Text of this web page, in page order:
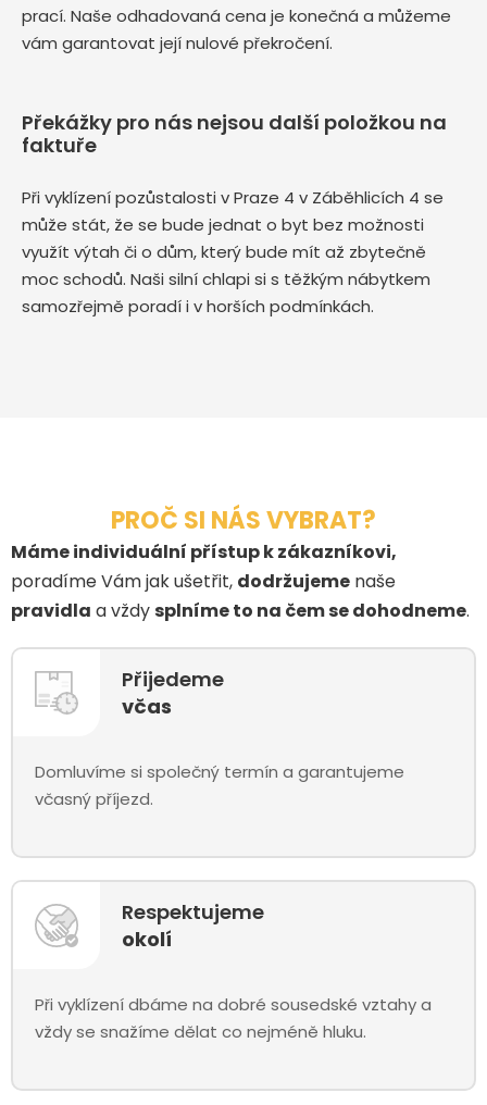
prací. Naše odhadovaná cena je konečná a můžeme
vám garantovat její nulové překročení.
Překážky pro nás nejsou další položkou na
faktuře
Při vyklízení pozůstalosti v Praze 4 v Záběhlicích 4 se
může stát, že se bude jednat o byt bez možnosti
využít výtah či o dům, který bude mít až zbytečně
moc schodů. Naši silní chlapi si s těžkým nábytkem
samozřejmě poradí i v horších podmínkách.
PROČ SI NÁS VYBRAT?
Máme individuální přístup k zákazníkovi,
poradíme Vám jak ušetřit, dodržujeme naše
pravidla a vždy splníme to na čem se dohodneme.
Přijedeme
včas
Domluvíme si společný termín a garantujeme
včasný příjezd.
Respektujeme
okolí
Při vyklízení dbáme na dobré sousedské vztahy a
vždy se snažíme dělat co nejméně hluku.